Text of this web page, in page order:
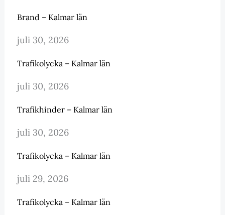
Brand – Kalmar län
juli 30, 2026
Trafikolycka – Kalmar län
juli 30, 2026
Trafikhinder – Kalmar län
juli 30, 2026
Trafikolycka – Kalmar län
juli 29, 2026
Trafikolycka – Kalmar län